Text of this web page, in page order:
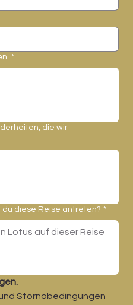
*
die wir
diese Reise antreten? *
Stornobedingungen